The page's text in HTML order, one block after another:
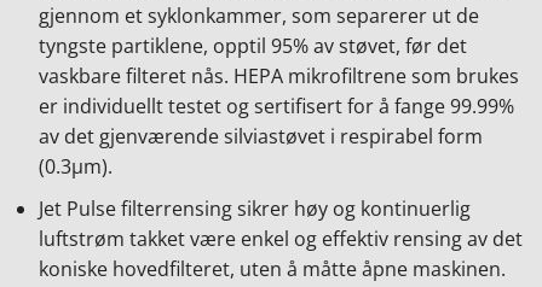
gjennom et syklonkammer, som separerer ut de
tyngste partiklene, opptil 95% av støvet, før det
vaskbare filteret nås. HEPA mikrofiltrene som brukes
er individuellt testet og sertifisert for å fange 99.99%
av det gjenværende silviastøvet i respirabel form
(0.3µm).
Jet Pulse filterrensing sikrer høy og kontinuerlig
luftstrøm takket være enkel og effektiv rensing av det
koniske hovedfilteret, uten å måtte åpne maskinen.